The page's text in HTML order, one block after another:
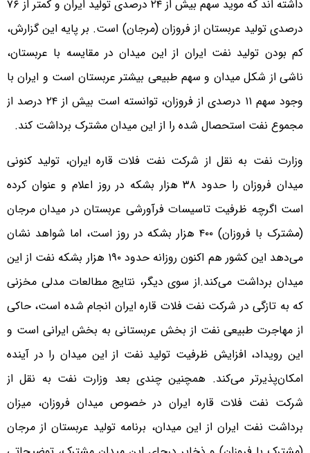
داشته اند که موید سهم بیش از ٢۴ درصدی تولید ایران و کمتر از ٧۶
درصدی تولید عربستان از فروزان (مرجان) است. بر پایه این گزارش،
کم بودن تولید نفت ایران از این میدان در مقایسه با عربستان،
ناشی از شکل میدان و سهم طبیعی بیشتر عربستان است و ایران با
وجود سهم ١١ درصدی از فروزان، توانسته است بیش از ٢۴ درصد از
مجموع نفت استحصال شده را از این میدان مشترک برداشت کند.
وزارت نفت به نقل از شرکت نفت فلات قاره ایران، تولید کنونی
میدان فروزان را حدود ٣٨ هزار بشکه در روز اعلام و عنوان کرده
است اگرچه ظرفیت تاسیسات فرآورشی عربستان در میدان مرجان
(مشترک با فروزان) ۴۰۰ هزار بشکه در روز است، اما شواهد نشان
می‌دهد این کشور هم اکنون روزانه حدود ١٩۰ هزار بشکه نفت از این
میدان برداشت می‌کند.از سوی دیگر، نتایج مطالعات مدلی مخزنی
که به تازگی در شرکت نفت فلات قاره ایران انجام شده است، حاکی
از مهاجرت طبیعی نفت از بخش عربستانی به بخش ایرانی است و
این رویداد، افزایش ظرفیت تولید نفت از این میدان را در آینده
امکان‌پذیرتر می‌کند. همچنین چندی بعد وزارت نفت به نقل از
شرکت نفت فلات قاره ایران در خصوص میدان فروزان، میزان
برداشت نفت ایران از این میدان، برنامه تولید عربستان از مرجان